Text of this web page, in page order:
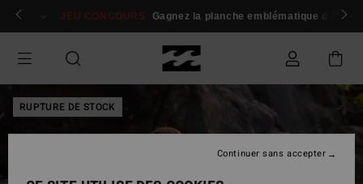
Passer
produit
Se connecter / s'inscrire
JEU CONCOURS Gagnez la planche emblématique d'Andy
RUPTURE DE STOCK
Continuer sans accepter